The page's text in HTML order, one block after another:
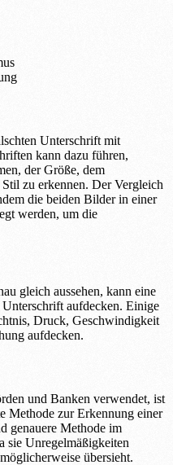
Unterschrift mit
kann dazu führen,
der Größe, dem
zu erkennen. Der Vergleich
die beiden Bilder in einer
werden, um die
gleich aussehen, kann eine
aufdecken. Einige
Druck, Geschwindigkeit
aufdecken.
und Banken verwendet, ist
Methode zur Erkennung einer
genauere Methode im
sie Unregelmäßigkeiten
übersieht.